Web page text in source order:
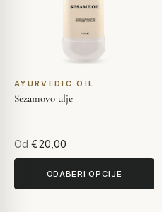
AYURVEDIC OIL
Sezamovo ulje
Od €20,00
ODABERI OPCIJE